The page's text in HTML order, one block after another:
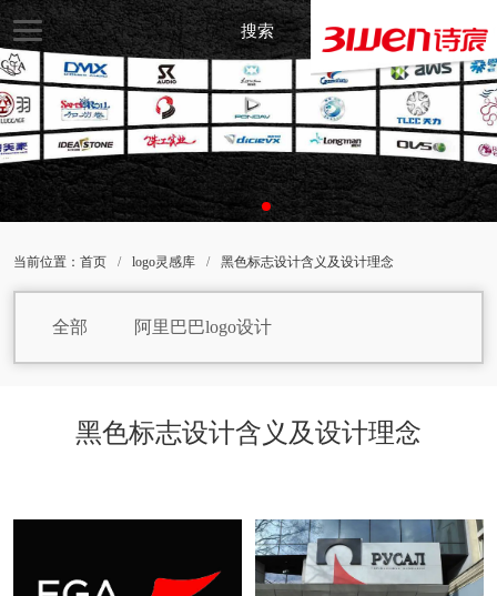
搜索
当前位置： 首页 / logo灵感库 / 黑色标志设计含义及设计理念
全部 阿里巴巴logo设计
白巧克力logo设计 包子logo设计
百货logo设计
黑色标志设计含义及设计理念